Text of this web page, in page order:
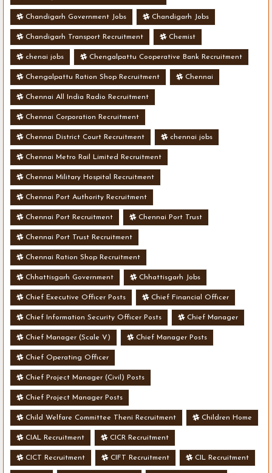
Chandigarh Government Jobs Chandigarh Jobs
Chandigarh Transport Recruitment Chemist
chenai jobs Chengalpattu Cooperative Bank Recruitment
Chengalpattu Ration Shop Recruitment Chennai
Chennai All India Radio Recruitment
Chennai Corporation Recruitment
Chennai District Court Recruitment chennai jobs
Chennai Metro Rail Limited Recruitment
Chennai Military Hospital Recruitment
Chennai Port Authority Recruitment
Chennai Port Recruitment Chennai Port Trust
Chennai Port Trust Recruitment
Chennai Ration Shop Recruitment
Chhattisgarh Government Chhattisgarh Jobs
Chief Executive Officer Posts Chief Financial Officer
Chief Information Security Officer Posts Chief Manager
Chief Manager (Scale V) Chief Manager Posts
Chief Operating Officer
Chief Project Manager (Civil) Posts
Chief Project Manager Posts
Child Welfare Committee Theni Recruitment Children Home
CIAL Recruitment CICR Recruitment
CICT Recruitment CIFT Recruitment CIL Recruitment